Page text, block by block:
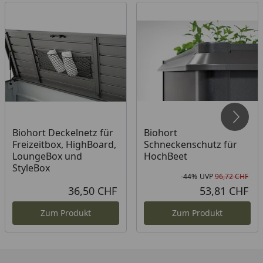
Biohort Deckelnetz für
Freizeitbox, HighBoard,
LoungeBox und
StyleBox
36,50 CHF
Zum Produkt
Biohort
Schneckenschutz für
HochBeet
-44% UVP96,72 CHF
53,81 CHF
Zum Produkt